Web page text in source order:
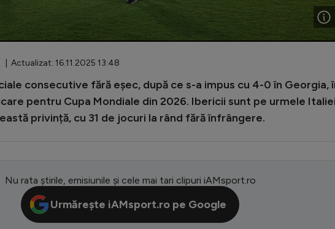
Actualizat: 16.11.2025 13:48
consecutive fără eșec, după ce s-a impus cu 4-0 în Georgia,
pentru Cupa Mondiale din 2026. Ibericii sunt pe urmele
privință, cu 31 de jocuri la rând fără înfrângere.
Nu rata știrile, emisiunile și cele mai tari clipuri iAMsport.ro
Urmărește iAMsport.ro pe Google